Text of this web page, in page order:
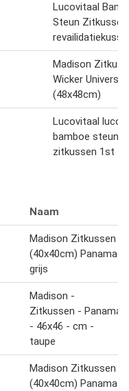
Lucovitaal
Steun Zitkussen
Madison
Wicker
(48x48cm)
Lucovitaal
bamboe steun
zitkussen 1st
Naam
Madison Zitkussen
(40x40cm) Panama
grijs
Madison -
Zitkussen - Panama
- 46x46 - cm -
taupe
Madison Zitkussen
(40x40cm) Panama